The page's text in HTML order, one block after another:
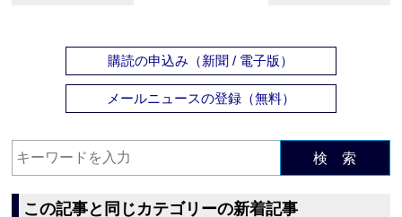
購読の申込み（新聞 / 電子版）
メールニュースの登録（無料）
検 索
この記事と同じカテゴリーの新着記事